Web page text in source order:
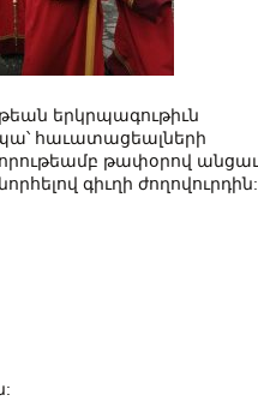
երկրպագութիւն
հաւատացեալների
թափօրով անցաւ
գիւղի ժողովուրդին: